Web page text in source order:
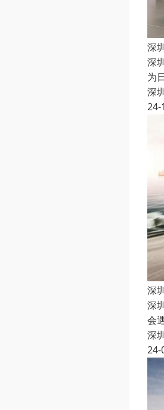
深
深
为
深
24-
深
深
会
深
24-